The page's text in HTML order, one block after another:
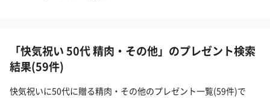
「快気祝い 50代 精肉・その他」のプレゼント検索
結果(59件)
快気祝いに50代に贈る精肉・その他のプレゼント一覧(59件)で